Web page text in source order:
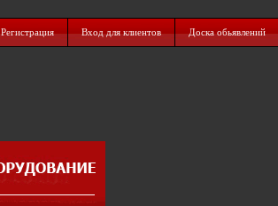
Регистрация Вход для клиентов Доска обьявлений